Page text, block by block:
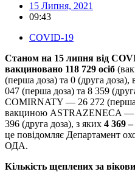
15 Липня, 2021
09:43
COVID-19
Станом на 15 липня від
вакциновано 118 729 осіб
(перша доза) та 0 (друга
047 (перша доза) та 8 359
COMIRNATY — 26 272 (перша
вакциною ASTRAZENECA —
396 (друга доза), з яких 4 369
це повідомляє Департамент
ОДА.
Кількість щеплених за